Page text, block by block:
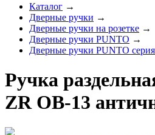
Каталог →
Дверные ручки →
Дверные ручки на розетке →
Дверные ручки PUNTO →
Дверные ручки PUNTO
Ручка
ZR OB-13